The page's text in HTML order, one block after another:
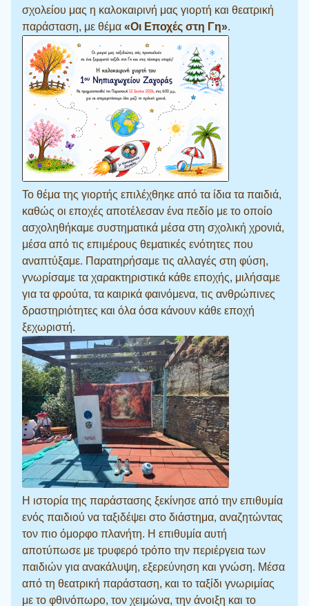
σχολείου μας η καλοκαιρινή μας γιορτή και θεατρική
παράσταση, με θέμα «Οι Εποχές στη Γη».
Το θέμα της γιορτής επιλέχθηκε από τα ίδια τα παιδιά,
καθώς οι εποχές αποτέλεσαν ένα πεδίο με το οποίο
ασχοληθήκαμε συστηματικά μέσα στη σχολική χρονιά,
μέσα από τις επιμέρους θεματικές ενότητες που
αναπτύξαμε. Παρατηρήσαμε τις αλλαγές στη φύση,
γνωρίσαμε τα χαρακτηριστικά κάθε εποχής, μιλήσαμε
για τα φρούτα, τα καιρικά φαινόμενα, τις ανθρώπινες
δραστηριότητες και όλα όσα κάνουν κάθε εποχή
ξεχωριστή.
Η ιστορία της παράστασης ξεκίνησε από την επιθυμία
ενός παιδιού να ταξιδέψει στο διάστημα, αναζητώντας
τον πιο όμορφο πλανήτη. Η επιθυμία αυτή
αποτύπωσε με τρυφερό τρόπο την περιέργεια των
παιδιών για ανακάλυψη, εξερεύνηση και γνώση. Μέσα
από τη θεατρική παράσταση, και το ταξίδι γνωριμίας
με το φθινόπωρο, τον χειμώνα, την άνοιξη και το